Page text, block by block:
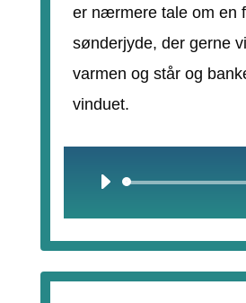
er nærmere tale om en
sønderjyde, der gerne
varmen og står og
vinduet.